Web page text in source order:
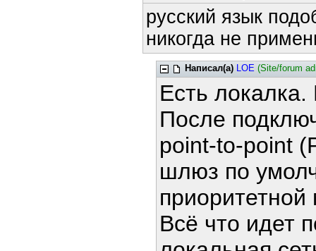
русский язык
никогда не
Написал(а) LOE (Site/forum
Есть
После
point-to-point
шлюз по
приоритетной
Всё что идет